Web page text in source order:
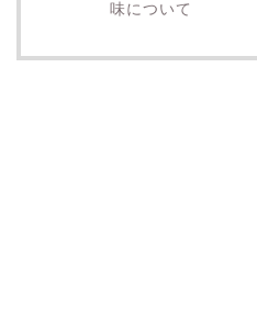
味について